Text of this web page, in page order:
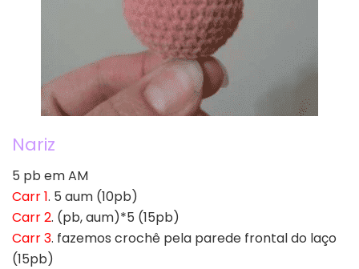
Nariz
5 pb em AM
Carr 1. 5 aum (10pb)
Carr 2. (pb, aum)*5 (15pb)
Carr 3. fazemos crochê pela parede frontal do laço
(15pb)